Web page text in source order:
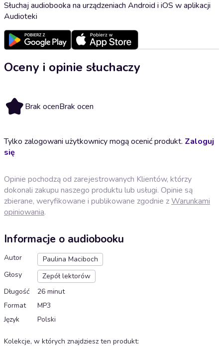
Słuchaj audiobooka na urządzeniach Android i iOS w aplikacji
Audioteki
Oceny i opinie słuchaczy
Brak ocenBrak ocen
Tylko zalogowani użytkownicy mogą ocenić produkt. Zaloguj
się
Opinie pochodzą od zarejestrowanych Klientów, którzy
dokonali zakupu naszego produktu lub usługi. Opinie są
zbierane, weryfikowane i publikowane zgodnie zWarunkami
opiniowania.
Informacje o audiobooku
Autor
Paulina Maciboch
Głosy
Zepół lektorów
Długość
26 minut
Format
MP3
Język
Polski
Kolekcje, w których znajdziesz ten produkt: